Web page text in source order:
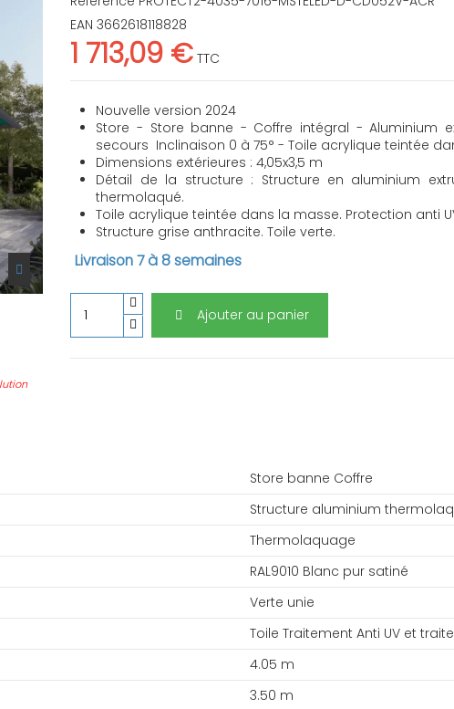
EAN 3662618118828
1 713,09 € TTC
Nouvelle version 2024
Store - Store banne - Coffre intégral - Aluminium
secours Inclinaison 0 à 75° - Toile acrylique teintée
Dimensions extérieures : 4,05x3,5 m
Détail de la structure : Structure en aluminium
thermolaqué.
Toile acrylique teintée dans la masse. Protection anti
Structure grise anthracite. Toile verte.
Livraison 7 à 8 semaines
Ajouter au panier
Store banne Coffre
Structure aluminium
Thermolaquage
RAL9010 Blanc pur satiné
Verte unie
Toile Traitement Anti UV et
4.05 m
3.50 m